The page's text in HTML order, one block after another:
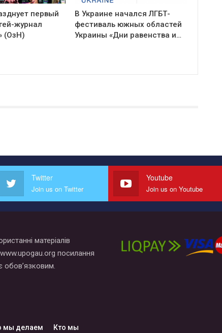
первый
журнал
(ОзН)
В Украине начался ЛГБТ-
фестиваль южных областей
Украины «Дни равенства и…
Twitter
Join us on Twitter
Youtube
Join us on Youtube
матеріалів
посилання
обов’язковим.
мы делаем Кто мы